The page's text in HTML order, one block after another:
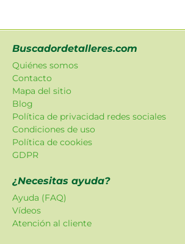
Buscadordetalleres.com
Quiénes somos
Contacto
Mapa del sitio
Blog
Política de privacidad redes sociales
Condiciones de uso
Política de cookies
GDPR
¿Necesitas ayuda?
Ayuda (FAQ)
Vídeos
Atención al cliente